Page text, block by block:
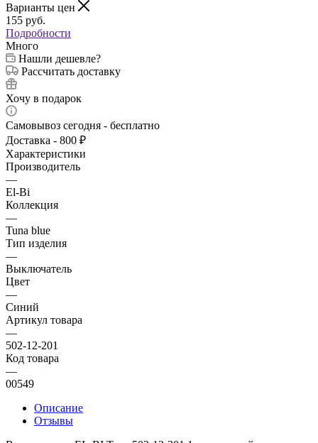
Варианты цен
155 руб.
Подробности
Много
Нашли дешевле?
Рассчитать доставку
Хочу в подарок
Самовывоз сегодня - бесплатно
Доставка - 800 ₽
Характеристики
Производитель
—
El-Bi
Коллекция
—
Tuna blue
Тип изделия
—
Выключатель
Цвет
—
Синий
Артикул товара
—
502-12-201
Код товара
—
00549
Описание
Отзывы